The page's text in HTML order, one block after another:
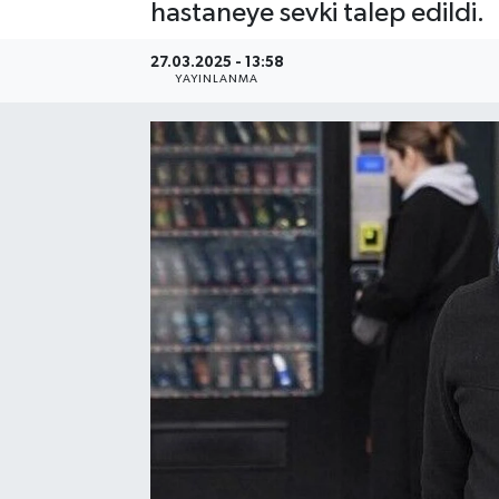
hastaneye sevki talep edildi.
27.03.2025 - 13:58
YAYINLANMA